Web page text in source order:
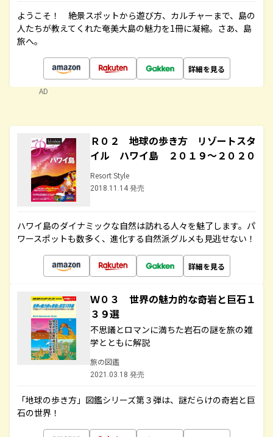
ようこそ！ 絶景スポットから遊び方、カルチャーまで、島の
人たちが教えてくれた奄美大島の魅力を1冊に凝縮。さあ、島
旅へ。
詳細を見る
AD
Ｒ０２ 地球の歩き方 リゾートスタ
イル ハワイ島 ２０１９～２０２０
Resort Style
2018.11.14 発売
ハワイ島のダイナミックな自然は訪れる人々を魅了します。パ
ワースポットも数多く、進化する自然派グルメも見逃せない！
詳細を見る
Ｗ０３ 世界の魅力的な奇岩と巨石１
３９選
不思議とロマンに満ちた岩石の謎を旅の雑
学とともに解説
旅の図鑑
2021.03.18 発売
「地球の歩き方」図鑑シリーズ第３弾は、謎だらけの奇岩と巨
石の世界！